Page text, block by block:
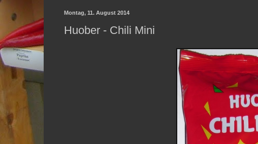
Montag, 11. August 2014
Huober - Chili Mini